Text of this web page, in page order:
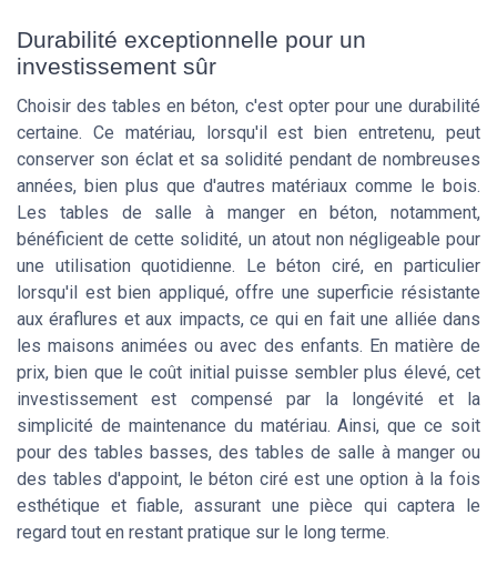
Durabilité exceptionnelle pour un
investissement sûr
Choisir des tables en béton, c'est opter pour une durabilité
certaine. Ce matériau, lorsqu'il est bien entretenu, peut
conserver son éclat et sa solidité pendant de nombreuses
années, bien plus que d'autres matériaux comme le bois.
Les tables de salle à manger en béton, notamment,
bénéficient de cette solidité, un atout non négligeable pour
une utilisation quotidienne. Le béton ciré, en particulier
lorsqu'il est bien appliqué, offre une superficie résistante
aux éraflures et aux impacts, ce qui en fait une alliée dans
les maisons animées ou avec des enfants. En matière de
prix, bien que le coût initial puisse sembler plus élevé, cet
investissement est compensé par la longévité et la
simplicité de maintenance du matériau. Ainsi, que ce soit
pour des tables basses, des tables de salle à manger ou
des tables d'appoint, le béton ciré est une option à la fois
esthétique et fiable, assurant une pièce qui captera le
regard tout en restant pratique sur le long terme.